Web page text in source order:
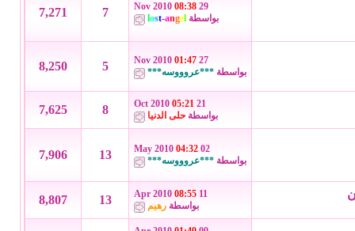
29 Nov 2010
08:38
بواسطة
lost-angel
7
7,271
27 Nov 2010
01:47
بواسطة ***عروووسه*** 5
8,250
21 Oct 2010
05:21
بواسطة حلى الدنيا 8
7,625
02 May 2010
04:32
بواسطة ***عروووسه*** 13
7,906
11 Apr 2010
08:55
بواسطة رهيم 13
8,807